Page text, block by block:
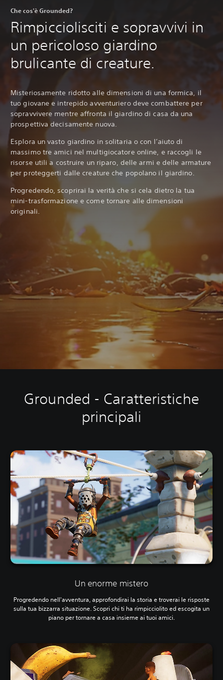
Che cos'è Grounded?
Rimpicciolisciti e sopravvivi in
un pericoloso giardino
brulicante di creature.
Misteriosamente ridotto alle dimensioni di una formica, il
tuo giovane e intrepido avventuriero deve combattere per
sopravvivere mentre affronta il giardino di casa da una
prospettiva decisamente nuova.
Esplora un vasto giardino in solitaria o con l’aiuto di
massimo tre amici nel multigiocatore online, e raccogli le
risorse utili a costruire un riparo, delle armi e delle armature
per proteggerti dalle creature che popolano il giardino.
Progredendo, scoprirai la verità che si cela dietro la tua
mini-trasformazione e come tornare alle dimensioni
originali.
Grounded - Caratteristiche
principali
Un enorme mistero
Progredendo nell'avventura, approfondirai la storia e troverai le risposte
sulla tua bizzarra situazione. Scopri chi ti ha rimpicciolito ed escogita un
piano per tornare a casa insieme ai tuoi amici.